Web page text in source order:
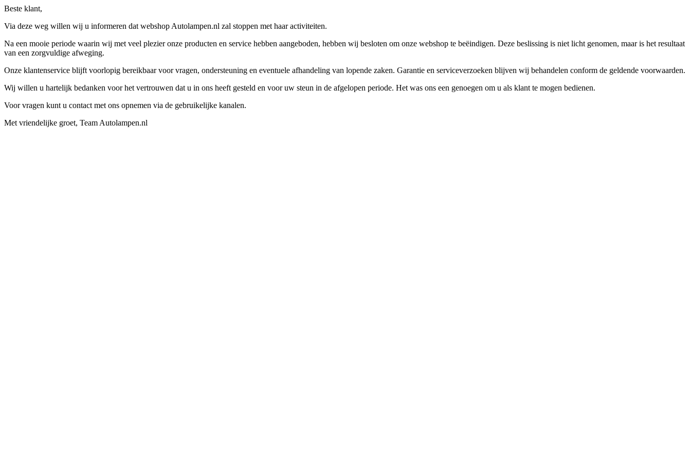
Beste klant,
Via deze weg willen wij u informeren dat webshop Autolampen.nl zal stoppen met haar activiteiten.
Na een mooie periode waarin wij met veel plezier onze producten en service hebben aangeboden, hebben wij besloten om onze webshop te beëindigen. Deze beslissing is niet licht genomen, maar is het resultaat
van een zorgvuldige afweging.
Onze klantenservice blijft voorlopig bereikbaar voor vragen, ondersteuning en eventuele afhandeling van lopende zaken. Garantie en serviceverzoeken blijven wij behandelen conform de geldende voorwaarden.
Wij willen u hartelijk bedanken voor het vertrouwen dat u in ons heeft gesteld en voor uw steun in de afgelopen periode. Het was ons een genoegen om u als klant te mogen bedienen.
Voor vragen kunt u contact met ons opnemen via de gebruikelijke kanalen.
Met vriendelijke groet, Team Autolampen.nl